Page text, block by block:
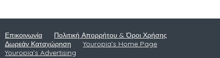
Επικοινωνία
Πολιτική Απορρήτου & Όροι Χρήσης
Δωρεάν Καταχώρηση
Youropia’s Home Page
Youropia’s Advertising